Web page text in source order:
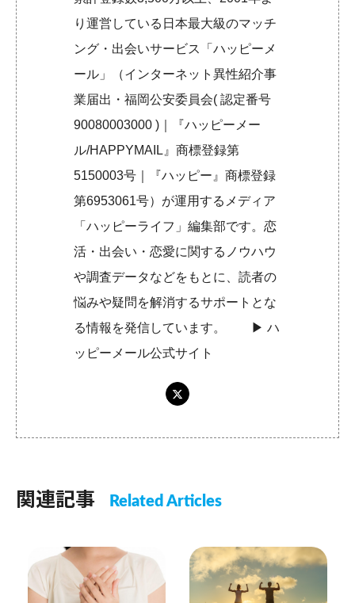
り運営している日本最大級のマッチ
ング・出会いサービス「ハッピーメ
ール」（インターネット異性紹介事
業届出・福岡公安委員会( 認定番号
90080003000 )｜『ハッピーメー
ル/HAPPYMAIL』商標登録第
5150003号｜『ハッピー』商標登録
第6953061号）が運用するメディア
「ハッピーライフ」編集部です。恋
活・出会い・恋愛に関するノウハウ
や調査データなどをもとに、読者の
悩みや疑問を解消するサポートとな
る情報を発信しています。 ▶︎ハ
ッピーメール公式サイト
関連記事 Related Articles